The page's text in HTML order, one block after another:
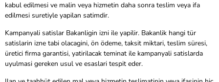
kabul edilmesi ve malin veya hizmetin daha sonra teslim veya ifa
edilmesi suretiyle yapilan satimdir.
Kampanyali satislar Bakanligin izni ile yapilir. Bakanlik hangi tür
satislarin izne tabi olacagini, ön ödeme, taksit miktari, teslim süresi,
üretici firma garantisi, yatirilacak teminat ile kampanyali satislarda
uyulmasi gereken usul ve esaslari tespit eder.